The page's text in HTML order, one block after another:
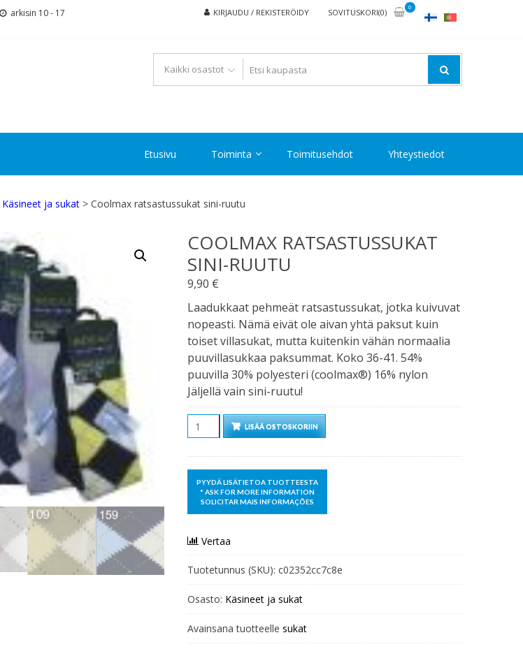
arkisin 10 - 17 KIRJAUDU / REKISTERÖIDY SOVITUSKORI(0)
0
Etusivu Toiminta Toimitusehdot Yhteystiedot
Käsineet ja sukat > Coolmax ratsastussukat sini-ruutu
COOLMAX RATSASTUSSUKAT
SINI-RUUTU
9,90 €
Laadukkaat pehmeät ratsastussukat, jotka kuivuvat
nopeasti. Nämä eivät ole aivan yhtä paksut kuin
toiset villasukat, mutta kuitenkin vähän normaalia
puuvillasukkaa paksummat. Koko 36-41. 54%
puuvilla 30% polyesteri (coolmax®) 16% nylon
Jäljellä vain sini-ruutu!
Määrä LISÄÄ OSTOSKORIIN
Vertaa
Tuotetunnus (SKU): c02352cc7c8e
Osasto: Käsineet ja sukat
Avainsana tuotteelle sukat